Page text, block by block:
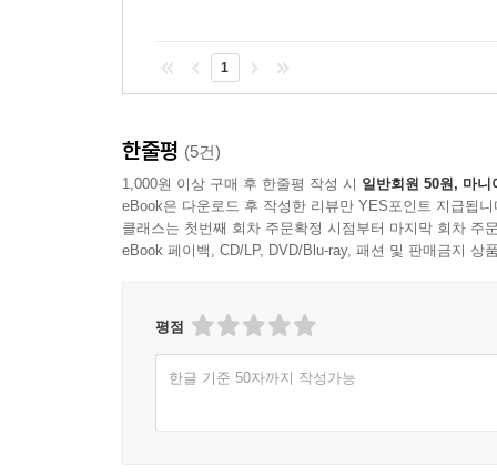
1
한줄평 (5건)
1,000원 이상 구매 후 한줄평 작성 시 일반회원 50원, 마니
eBook은 다운로드 후 작성한 리뷰만 YES포인트 지급됩니
클래스는 첫번째 회차 주문확정 시점부터 마지막 회차 주
eBook 페이백, CD/LP, DVD/Blu-ray, 패션 및 판매금지 상
평점
한글 기준 50자까지 작성가능